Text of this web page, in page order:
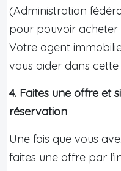
(Administration
pour pouvoir acheter
Votre agent
vous aider dans
4. Faites une offre et
réservation
Une fois que vous
faites une offre par